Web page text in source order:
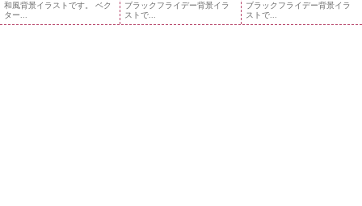
和風背景イラストです。 ベク
ター...
ブラックフライデー背景イラ
ストで...
ブラックフライデー背景イラ
ストで...